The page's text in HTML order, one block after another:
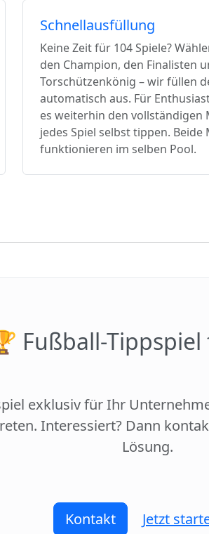
Schnellausfüllung
Keine Zeit für 104 Spiele?
den Champion, den Finalisten
Torschützenkönig – wir füllen
automatisch aus. Für
es weiterhin den vollständigen
jedes Spiel selbst tippen. Beide
funktionieren im selben Pool.
Fußball-Tippspiel
exklusiv für Ihr
Interessiert? Dann
Lösung.
Kontakt Jetzt